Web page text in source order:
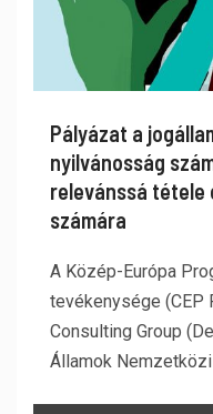
Pályázat a
nyilvánosság
relevánssá tétele
számára
A Közép-Európa
tevékenysége (CEP
Consulting Group
Államok